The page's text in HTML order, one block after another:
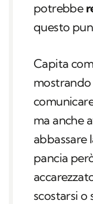
potrebbe
questo
Capita
mostrando
ma anche
abbassare
pancia
scostarsi o